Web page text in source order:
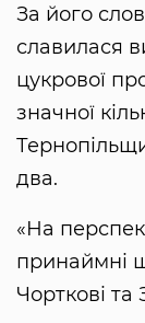
За його
славилася
цукрової
значної
два.
«На
принаймні
Чорткові та